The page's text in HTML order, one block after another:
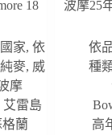
18
家,依
麥, 威
摩
艾雷島
蘭
波摩25
依
種
高